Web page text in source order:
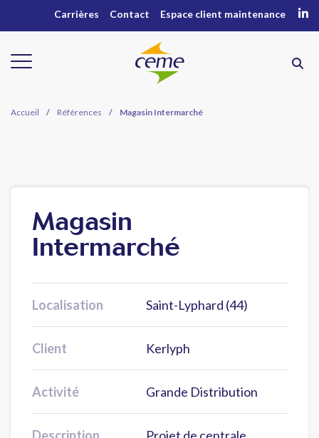
Carrières Contact Espace client maintenance
Accueil / Références / Magasin Intermarché
Magasin
Intermarché
Localisation Saint-Lyphard (44)
Client Kerlyph
Activité Grande Distribution